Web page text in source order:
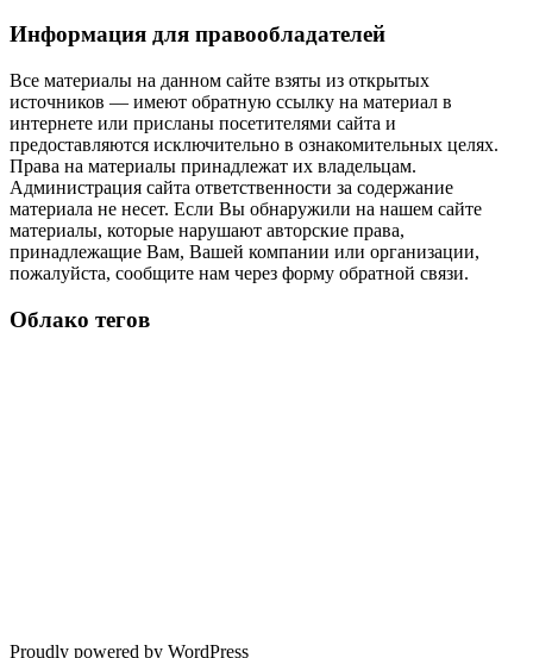
Информация для правообладателей
Все материалы на данном сайте взяты из открытых
источников — имеют обратную ссылку на материал в
интернете или присланы посетителями сайта и
предоставляются исключительно в ознакомительных целях.
Права на материалы принадлежат их владельцам.
Администрация сайта ответственности за содержание
материала не несет. Если Вы обнаружили на нашем сайте
материалы, которые нарушают авторские права,
принадлежащие Вам, Вашей компании или организации,
пожалуйста, сообщите нам через форму обратной связи.
Облако тегов
Proudly powered by WordPress